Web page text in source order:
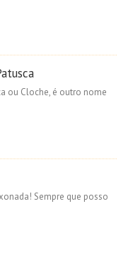
ou Cloche, é outro nome
Sempre que posso